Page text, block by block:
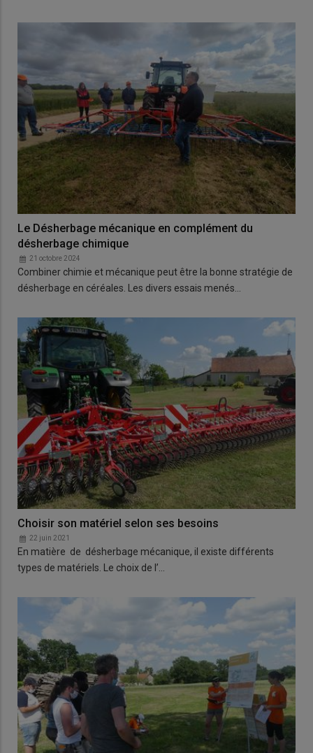
Le Désherbage mécanique en complément du
désherbage chimique
21 octobre 2024
Combiner chimie et mécanique peut être la bonne stratégie de
désherbage en céréales. Les divers essais menés…
Choisir son matériel selon ses besoins
22 juin 2021
En matière de désherbage mécanique, il existe différents
types de matériels. Le choix de l’…